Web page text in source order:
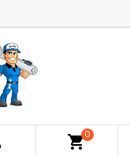
shopping_cart0